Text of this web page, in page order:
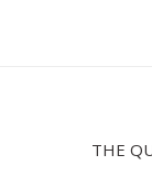
THE